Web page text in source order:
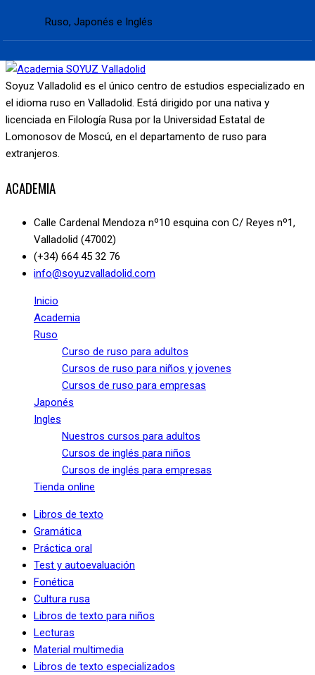
Ruso, Japonés e Inglés
Soyuz Valladolid es el único centro de estudios especializado en
el idioma ruso en Valladolid. Está dirigido por una nativa y
licenciada en Filología Rusa por la Universidad Estatal de
Lomonosov de Moscú, en el departamento de ruso para
extranjeros.
ACADEMIA
Calle Cardenal Mendoza nº10 esquina con C/ Reyes nº1,
Valladolid (47002)
(+34) 664 45 32 76
info@soyuzvalladolid.com
Inicio
Academia
Ruso
Curso de ruso para adultos
Cursos de ruso para niños y jovenes
Cursos de ruso para empresas
Japonés
Ingles
Nuestros cursos para adultos
Cursos de inglés para niños
Cursos de inglés para empresas
Tienda online
Libros de texto
Gramática
Práctica oral
Test y autoevaluación
Fonética
Cultura rusa
Libros de texto para niños
Lecturas
Material multimedia
Libros de texto especializados